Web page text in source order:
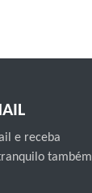
e receba
também